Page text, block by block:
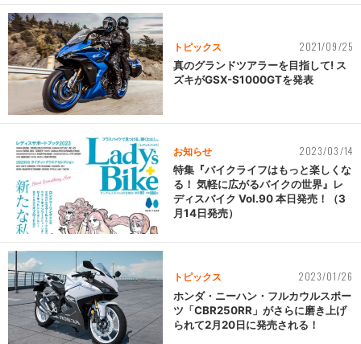
トピックス 2021/09/25
真のグランドツアラーを目指して! ス
ズキがGSX-S1000GTを発表
お知らせ 2023/03/14
特集『バイクライフはもっと楽しくな
る！ 気軽に広がるバイクの世界』レ
ディスバイク Vol.90 本日発売！（3
月14日発売）
トピックス 2023/01/26
ホンダ・ニーハン・フルカウルスポー
ツ「CBR250RR」がさらに磨き上げ
られて2月20日に発売される！